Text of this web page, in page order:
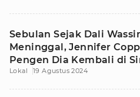
Sebulan Sejak Dali
Meninggal, Jennifer
Pengen Dia Kembali di
Lokal 19 Agustus 2024